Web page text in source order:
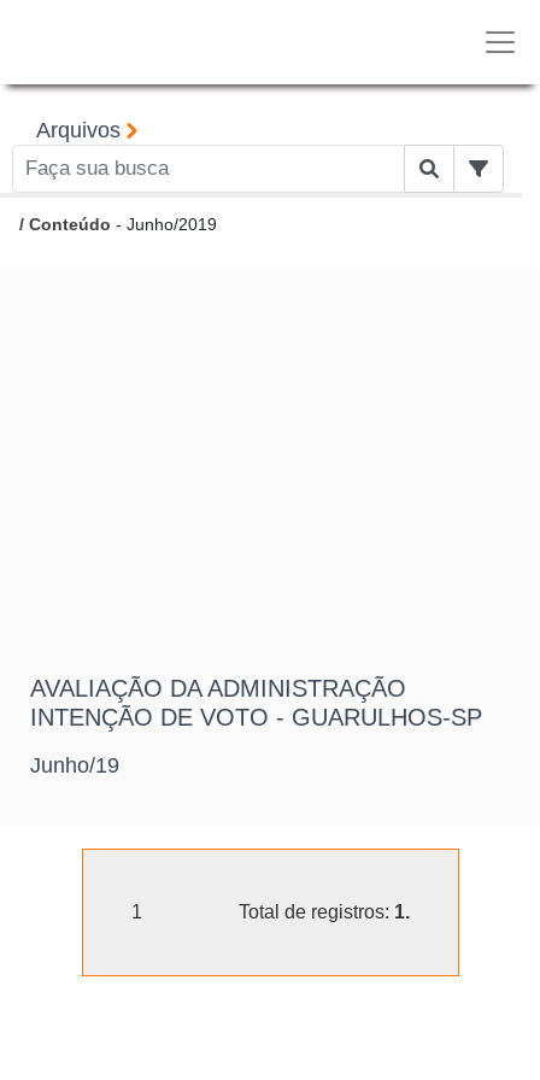
Arquivos
/ Conteúdo - Junho/2019
AVALIAÇÃO DA ADMINISTRAÇÃO
INTENÇÃO DE VOTO - GUARULHOS-SP
Junho/19
1 Total de registros: 1.